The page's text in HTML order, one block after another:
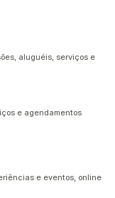
aluguéis, serviços e
e agendamentos
e eventos, online